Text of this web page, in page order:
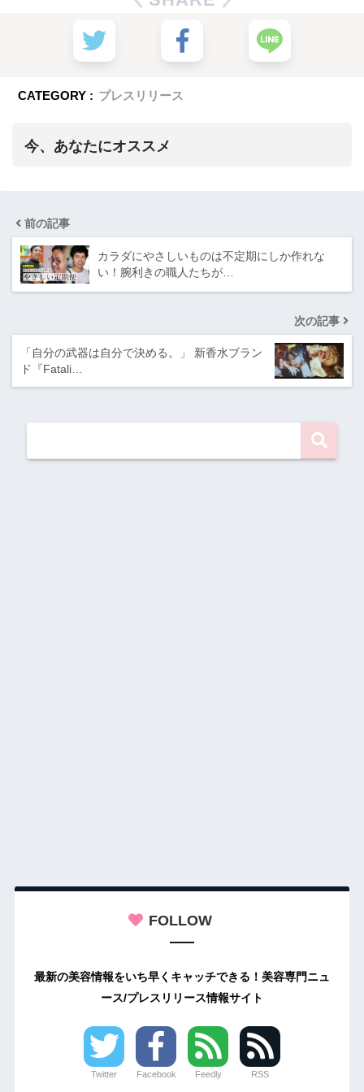
CATEGORY : プレスリリース
今、あなたにオススメ
前の記事
カラダにやさしいものは不定期にしか作れな
い！腕利きの職人たちが…
次の記事
「自分の武器は自分で決める。」 新香水ブラン
ド『Fatali…
FOLLOW
最新の美容情報をいち早くキャッチできる！美容専門ニュ
ース/プレスリリース情報サイト
Twitter Facebook Feedly RSS